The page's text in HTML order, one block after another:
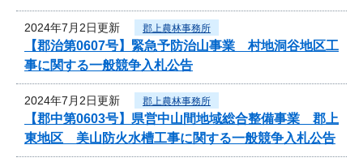
2024年7月2日更新 郡上農林事務所
【郡治第0607号】緊急予防治山事業 村地洞谷地区工
事に関する一般競争入札公告
2024年7月2日更新 郡上農林事務所
【郡中第0603号】県営中山間地域総合整備事業 郡上
東地区 美山防火水槽工事に関する一般競争入札公告